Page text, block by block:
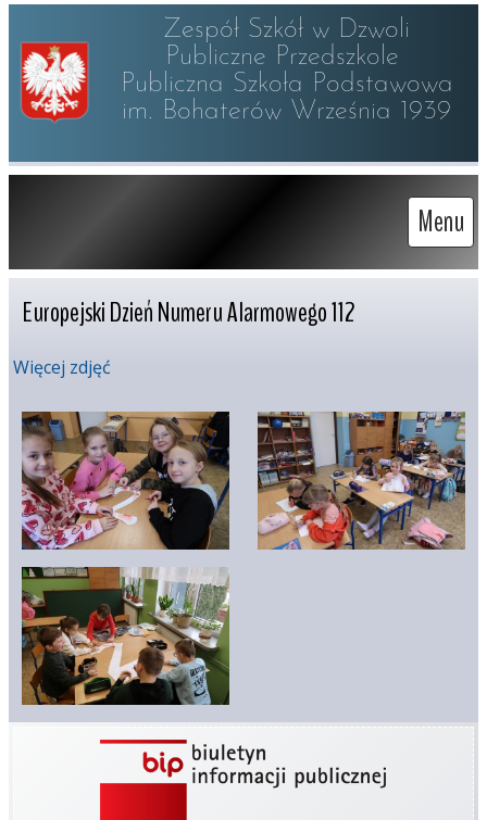
Zespół Szkół w Dzwoli
Publiczne Przedszkole
Publiczna Szkoła Podstawowa
im. Bohaterów Września 1939
Menu
Europejski Dzień Numeru Alarmowego 112
Więcej zdjęć